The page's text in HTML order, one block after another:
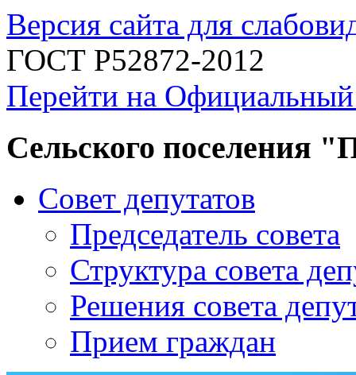
Версия сайта для
ГОСТ Р52872-2012
Перейти на
Сельского поселения
Совет депутатов
Председатель совета
Структура совета
Решения совета
Прием граждан